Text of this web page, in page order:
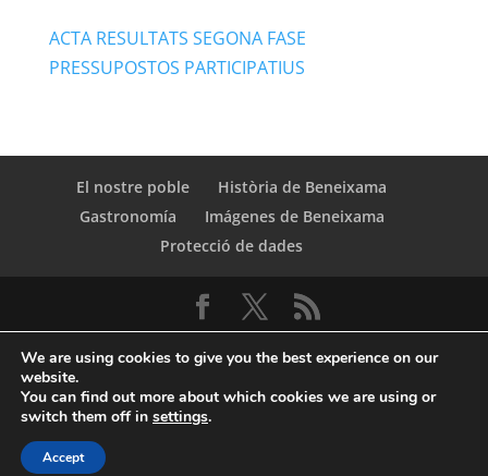
ACTA RESULTATS SEGONA FASE
PRESSUPOSTOS PARTICIPATIUS
El nostre poble
Història de Beneixama
Gastronomía
Imágenes de Beneixama
Protecció de dades
© Copyright Servicio de Informática y
Telecomunicaciones. Diputacion Provincial Alicante
We are using cookies to give you the best experience on our
website.
You can find out more about which cookies we are using or
switch them off in settings.
Accept